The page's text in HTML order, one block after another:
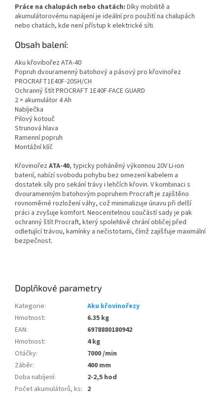
Práce na chalupách nebo chatách: Díky mobilitě a
akumulátorovému napájení je ideální pro použití na chalupách
nebo chatách, kde není přístup k elektrické síti.
Obsah balení:
Aku křovibořez ATA-40
Popruh dvouramenný batohový a pásový pro křovinořez
PROCRAFT1E40F-20SH/CH
Ochranný štít PROCRAFT 1E40F-FACE GUARD
2 × akumulátor 4 Ah
Nabíječka
Pilový kotouč
Strunová hlava
Ramenní popruh
Montážní klíč
Křovinořez ATA-40, typicky poháněný výkonnou 20V Li-ion
baterií, nabízí svobodu pohybu bez omezení kabelem a
dostatek síly pro sekání trávy i lehčích křovin. V kombinaci s
dvouramenným batohovým popruhem Procraft je zajištěno
rovnoměrné rozložení váhy, což minimalizuje únavu při delší
práci a zvyšuje komfort. Neocenitelnou součástí sady je pak
ochranný štít Procraft, který spolehlivě chrání obličej před
odletující trávou, kamínky a nečistotami, čímž zajišťuje maximální
bezpečnost.
Doplňkové parametry
Kategorie:
Aku křovinořezy
Hmotnost:
6.35 kg
EAN:
6978880180942
Hmotnost:
4 kg
Otáčky:
7000 /min
Záběr:
400 mm
Doba nabíjení:
2-2,5 hod
Počet akumulátorů, ks: 2